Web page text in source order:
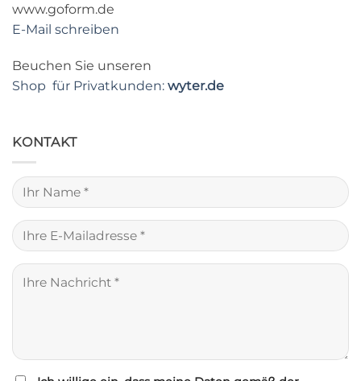
www.goform.de
E-Mail schreiben
Beuchen Sie unseren
Shop für Privatkunden: wyter.de
KONTAKT